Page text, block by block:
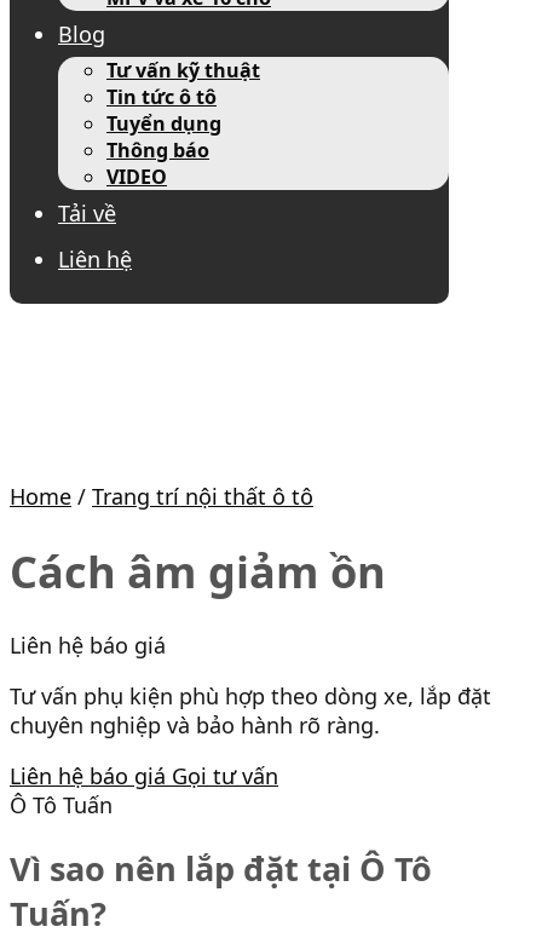
Blog
Tư vấn kỹ thuật
Tin tức ô tô
Tuyển dụng
Thông báo
VIDEO
Tải về
Liên hệ
Home / Trang trí nội thất ô tô
Cách âm giảm ồn
Liên hệ báo giá
Tư vấn phụ kiện phù hợp theo dòng xe, lắp đặt
chuyên nghiệp và bảo hành rõ ràng.
Liên hệ báo giá Gọi tư vấn
Ô Tô Tuấn
Vì sao nên lắp đặt tại Ô Tô
Tuấn?